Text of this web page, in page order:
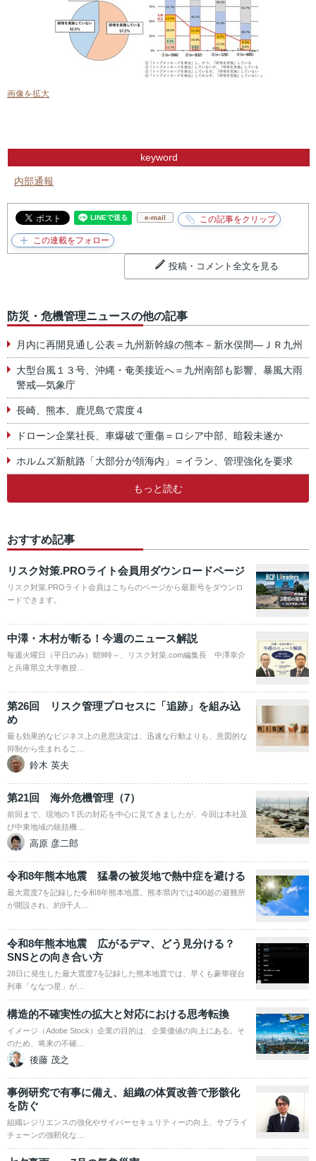
画像を拡大
keyword
内部通報
e-mail
投稿・コメント全文を見る
防災・危機管理ニュースの他の記事
月内に再開見通し公表＝九州新幹線の熊本－新水俣間―ＪＲ九州
大型台風１３号、沖縄・奄美接近へ＝九州南部も影響、暴風大雨
警戒―気象庁
長崎、熊本、鹿児島で震度４
ドローン企業社長、車爆破で重傷＝ロシア中部、暗殺未遂か
ホルムズ新航路「大部分が領海内」＝イラン、管理強化を要求
もっと読む
おすすめ記事
リスク対策.PROライト会員用ダウンロードページ
リスク対策.PROライト会員はこちらのページから最新号をダウンロ
ードできます。
中澤・木村が斬る！今週のニュース解説
毎週火曜日（平日のみ）朝9時～、リスク対策.com編集長 中澤幸介
と兵庫県立大学教授…
第26回 リスク管理プロセスに「追跡」を組み込
め
最も効果的なビジネス上の意思決定は、迅速な行動よりも、意図的な
抑制から生まれるこ…
鈴木 英夫
第21回 海外危機管理（7）
前回まで、現地のＴ氏の対応を中心に見てきましたが、今回は本社及
び中東地域の統括機…
高原 彦二郎
令和8年熊本地震 猛暑の被災地で熱中症を避ける
最大震度7を記録した令和8年熊本地震。熊本県内では400超の避難所
が開設され、約9千人…
令和8年熊本地震 広がるデマ、どう見分ける？
SNSとの向き合い方
28日に発生した最大震度7を記録した熊本地震では、早くも豪華寝台
列車「ななつ星」が…
構造的不確実性の拡大と対応における思考転換
イメージ（Adobe Stock）企業の目的は、企業価値の向上にある。そ
のため、将来の不確…
後藤 茂之
事例研究で有事に備え、組織の体質改善で形骸化
を防ぐ
組織レジリエンスの強化やサイバーセキュリティーの向上、サプライ
チェーンの強靭化な…